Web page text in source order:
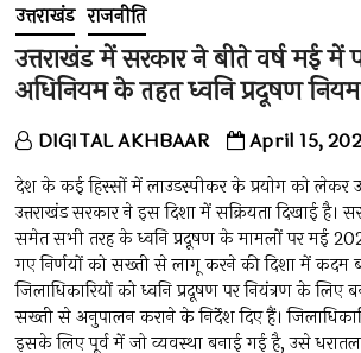
उत्तराखंड राजनीति
उत्तराखंड में सरकार ने बीते वर्ष मई में
अधिनियम के तहत ध्वनि प्रदूषण
DIGITAL AKHBAAR April 15,
देश के कई हिस्सों में लाउडस्पीकर के प्रयोग को लेकर
उत्तराखंड सरकार ने इस दिशा में सक्रियता दिखाई है।
समेत सभी तरह के ध्वनि प्रदूषण के मामलों पर मई
गए निर्णयों को सख्ती से लागू करने की दिशा में कदम
जिलाधिकारियों को ध्वनि प्रदूषण पर नियंत्रण के लिए
सख्ती से अनुपालन कराने के निर्देश दिए हैं।
इसके लिए पूर्व में जो व्यवस्था बनाई गई है, उसे धरातल